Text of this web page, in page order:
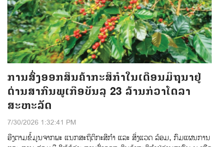
ການສົ່ງອອກສິນຄ້າກະສິກຳໃນເດືອນມິຖຸນາຢູ່
ດ່ານສາກົນພູເກືອບັນລຸ 23 ລ້ານກ່ວາໂດລາ
ສະຫະລັດ
7/30/2026 1:32:41 PM
ອີງຕາມຂໍ້ມູນຈາກພະ ແນກສະຖິຕິກະສິກຳ ແລະ ສິ່ງແວດ ລ້ອມ, ກົມແຜນການ